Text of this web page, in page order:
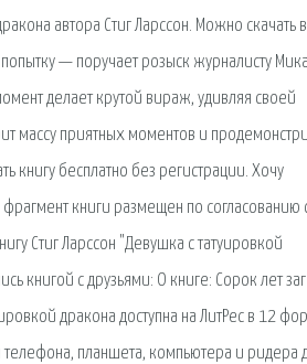
автора Стиг Ларссон. Можно скачать
— поручает розыск журналисту
делает крутой вираж, удивляя своей
массу приятных моментов и
книгу бесплатно без регистрации. Хочу
книги размещен по согласованию
Стиг Ларссон "Девушка с татуировкой
книгой с друзьями: О книге: Сорок лет
дракона доступна на ЛитРес в 12
планшета, компьютера и ридера